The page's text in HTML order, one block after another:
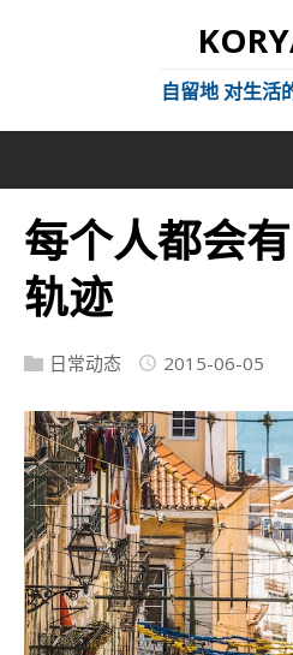
自留地 对生活
每个人都会
轨迹
日常动态 2015-06-05